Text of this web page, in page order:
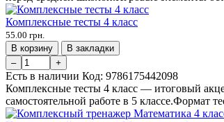
Комплексные тесты 4 класс
55.00 грн.
В корзину
В закладки
–
+
Есть в наличии Код: 9786175442098
Комплексные тесты 4 класс — итоговый
самостоятельной работе в 5 классе.Формат